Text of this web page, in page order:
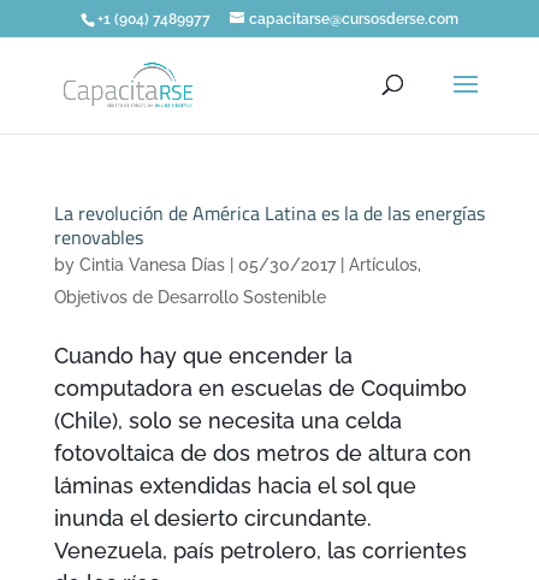
+1 (904) 7489977 capacitarse@cursosderse.com
La revolución de América Latina es la de las energías
renovables
by Cintia Vanesa Días| 05/30/2017| Artículos,
Objetivos de Desarrollo Sostenible
Cuando hay que encender la
computadora en escuelas de Coquimbo
(Chile), solo se necesita una celda
fotovoltaica de dos metros de altura con
láminas extendidas hacia el sol que
inunda el desierto circundante.
Venezuela, país petrolero, las corrientes